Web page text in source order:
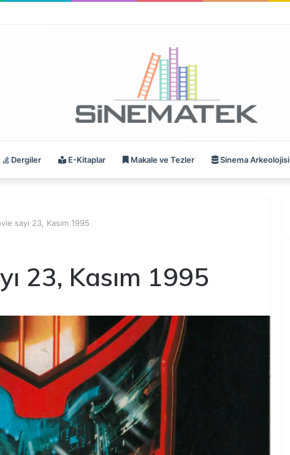
Dergiler E-Kitaplar Makale ve Tezler Sinema Arkeolojisi
sayı 23, Kasım 1995
23, Kasım 1995